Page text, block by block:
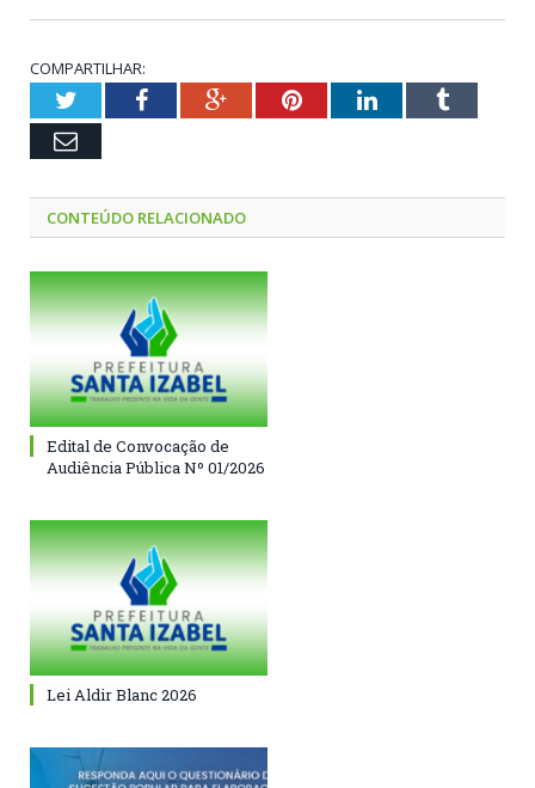
COMPARTILHAR:
TwitterFacebookGoogle+PinterestLinkedInTumblr
Email
CONTEÚDO RELACIONADO
Edital de Convocação de
Audiência Pública Nº 01/2026
Lei Aldir Blanc 2026